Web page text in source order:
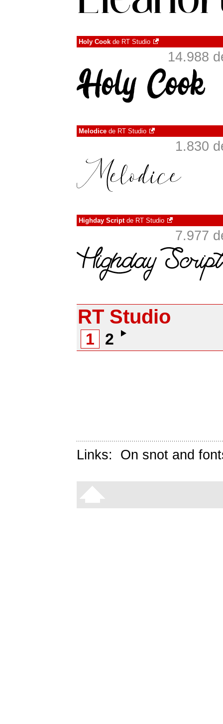
Holy Cook de RT Studio
14.988
Melodice de RT Studio
1.830
Highday Scriptde RT Studio
7.977
RT Studio
1 2
Links: On snot and